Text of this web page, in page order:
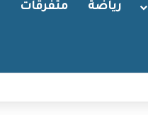
رياضة متفرقات